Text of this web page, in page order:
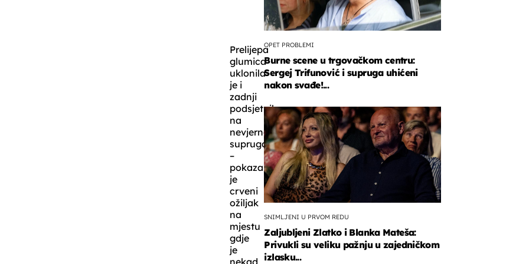
Prelijepa
glumica
uklonila
je i
zadnji
podsjetnik
na
nevjernog
supruga
–
pokazala
je
crveni
ožiljak
na
mjestu
gdje
je
nekad
OPET PROBLEMI
Burne scene u trgovačkom centru:
Sergej Trifunović i supruga uhićeni
nakon svađe!...
SNIMLJENI U PRVOM REDU
Zaljubljeni Zlatko i Blanka Mateša:
Privukli su veliku pažnju u zajedničkom
izlasku...